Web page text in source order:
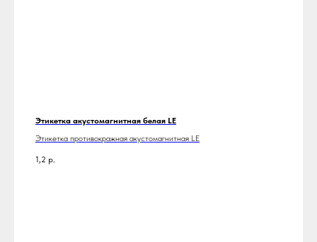
Этикетка акустомагнитная белая LE
Этикетка противокражная акустомагнитная LE
1,2 р.